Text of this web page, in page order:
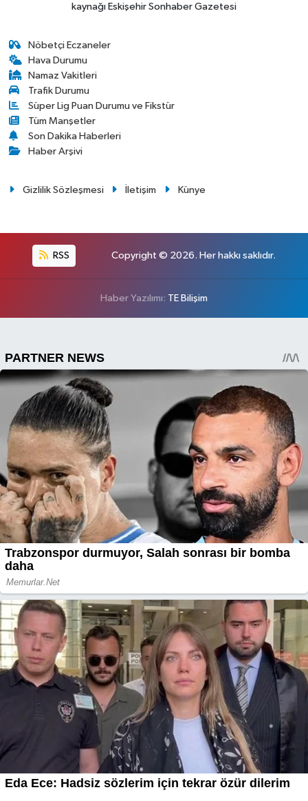
kaynağı Eskişehir Sonhaber Gazetesi
Nöbetçi Eczaneler
Hava Durumu
Namaz Vakitleri
Trafik Durumu
Süper Lig Puan Durumu ve Fikstür
Tüm Manşetler
Son Dakika Haberleri
Haber Arşivi
Gizlilik Sözleşmesi İletişim Künye
RSS Copyright © 2026. Her hakkı saklıdır.
Haber Yazılımı: TE Bilişim